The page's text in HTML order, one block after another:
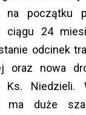
na początku
ciągu 24
odcinek
oraz nowa
Niedzieli.
ma duże